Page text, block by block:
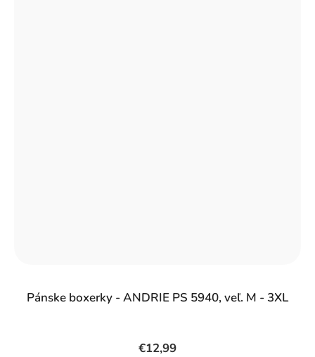
Pánske boxerky - ANDRIE PS 5940, veľ. M - 3XL
€12,99